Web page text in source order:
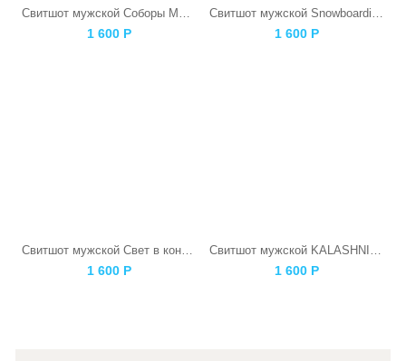
1 600 Р 1 600 Р
Свитшот мужской Свет в конце тоннеля
1 600 Р
Свитшот мужской KALASHNIKOV
1 600 Р